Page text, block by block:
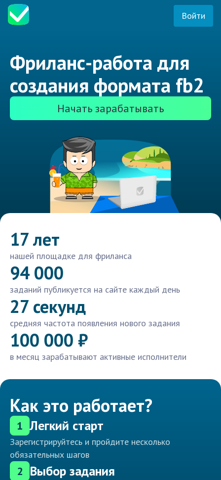
Войти
Фриланс-работа для
создания формата fb2
Начать зарабатывать
17 лет
нашей площадке для фриланса
94 000
заданий публикуется на сайте каждый день
27 секунд
средняя частота появления нового задания
100 000 ₽
в месяц зарабатывают активные исполнители
Как это работает?
1 Легкий старт
Зарегистрируйтесь и пройдите несколько
обязательных шагов
2 Выбор задания